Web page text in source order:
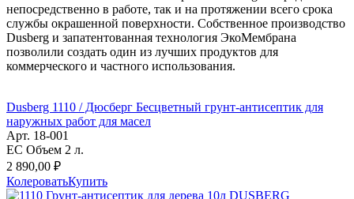
непосредственно в работе, так и на протяжении всего срока
службы окрашенной поверхности. Собственное производство
Dusberg и запатентованная технология ЭкоМембрана
позволили создать один из лучших продуктов для
коммерческого и частного использования.
Dusberg 1110 / Дюсберг Бесцветный грунт-антисептик для
наружных работ для масел
Арт. 18-001
EC Объем 2 л.
2 890,00 ₽
КолероватьКупить